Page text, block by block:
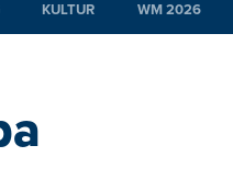
KULTUR WM 2026